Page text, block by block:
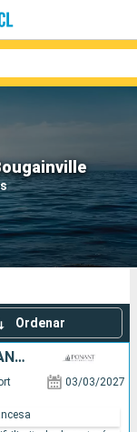
Compañías
Ordenar
SAN VINCENT Y LAS GRANADINAS, SANTA LUCIA, DOMINICA
03/03/2027